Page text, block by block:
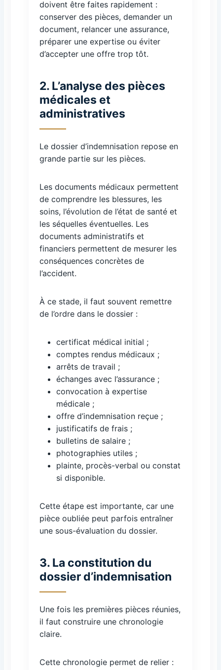
doivent être faites rapidement :
conserver des pièces, demander un
document, relancer une assurance,
préparer une expertise ou éviter
d’accepter une offre trop tôt.
2. L’analyse des pièces
médicales et
administratives
Le dossier d’indemnisation repose en
grande partie sur les pièces.
Les documents médicaux permettent
de comprendre les blessures, les
soins, l’évolution de l’état de santé et
les séquelles éventuelles. Les
documents administratifs et
financiers permettent de mesurer les
conséquences concrètes de
l’accident.
À ce stade, il faut souvent remettre
de l’ordre dans le dossier :
certificat médical initial ;
comptes rendus médicaux ;
arrêts de travail ;
échanges avec l’assurance ;
convocation à expertise
médicale ;
offre d’indemnisation reçue ;
justificatifs de frais ;
bulletins de salaire ;
photographies utiles ;
plainte, procès-verbal ou constat
si disponible.
Cette étape est importante, car une
pièce oubliée peut parfois entraîner
une sous-évaluation du dossier.
3. La constitution du
dossier d’indemnisation
Une fois les premières pièces réunies,
il faut construire une chronologie
claire.
Cette chronologie permet de relier :